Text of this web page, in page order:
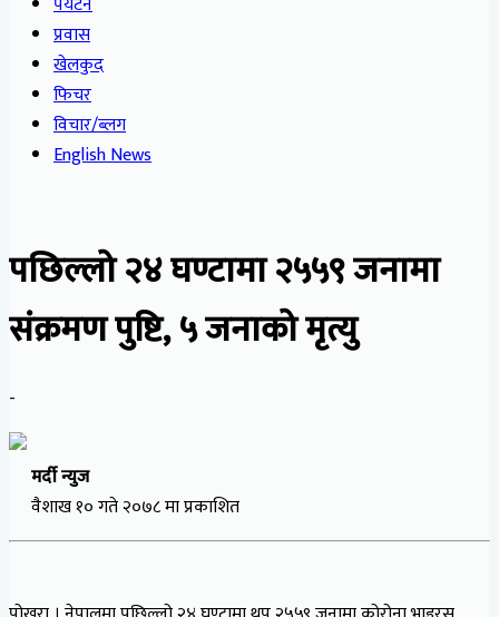
प्रवास
खेलकुद
फिचर
विचार/ब्लग
English News
पछिल्लो २४ घण्टामा २५५९ जनामा
संक्रमण पुष्टि, ५ जनाको मृत्यु
-
मर्दी न्युज
वैशाख १० गते २०७८ मा प्रकाशित